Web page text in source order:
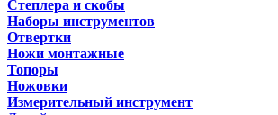
Степлера и скобы
Наборы инструментов
Отвертки
Ножи монтажные
Топоры
Ножовки
Измерительный инструмент